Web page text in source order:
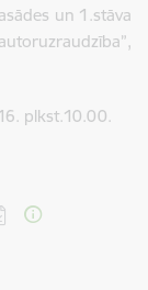
un 1.stāva
plkst.10.00.